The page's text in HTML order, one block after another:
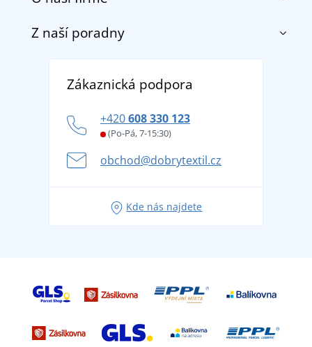
Doprava a platba
Vrácení zboží a reklamace
Potisk a výšivka
Věrnostní program BONTIS +
O nás
DobrýTextil pro firmy a organizace
Z naší poradny
tradicí od roku 1976
Letní dobrodružství začíná balením aneb připravte
se na dovolenou bez starostí
Zákaznická podpora
+420608 330 123
(Po-Pá, 7-15:30)
obchod@dobrytextil.cz
Kde nás najdete